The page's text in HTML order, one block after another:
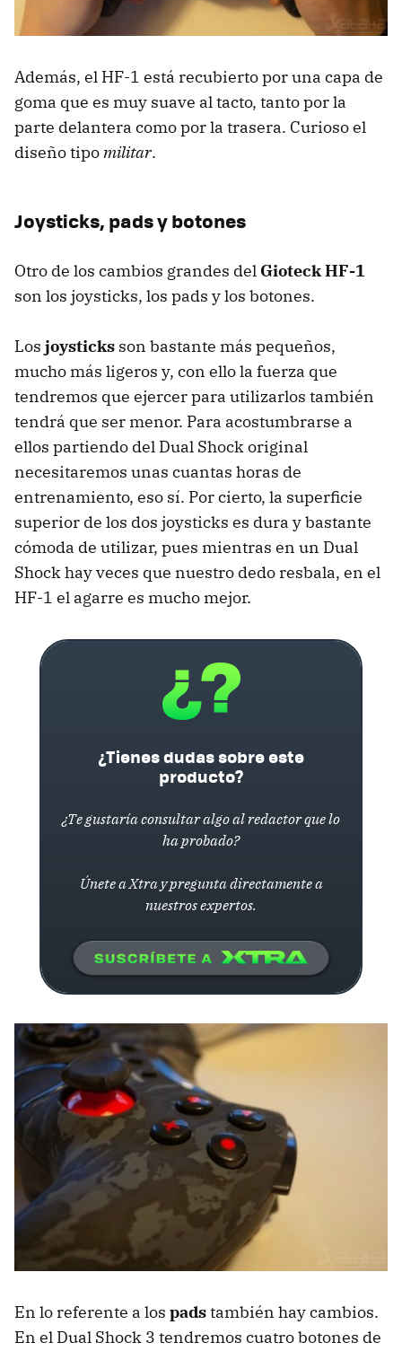
Además, el HF-1 está recubierto por una capa de
goma que es muy suave al tacto, tanto por la
parte delantera como por la trasera. Curioso el
diseño tipomilitar.
Joysticks, pads y botones
Otro de los cambios grandes del Gioteck HF-1
son los joysticks, los pads y los botones.
Los joysticks son bastante más pequeños,
mucho más ligeros y, con ello la fuerza que
tendremos que ejercer para utilizarlos también
tendrá que ser menor. Para acostumbrarse a
ellos partiendo del Dual Shock original
necesitaremos unas cuantas horas de
entrenamiento, eso sí. Por cierto, la superficie
superior de los dos joysticks es dura y bastante
cómoda de utilizar, pues mientras en un Dual
Shock hay veces que nuestro dedo resbala, en el
HF-1 el agarre es mucho mejor.
¿Tienes dudas sobre este
producto?
¿Te gustaría consultar algo al redactor que lo
ha probado?
Únete a Xtra y pregunta directamente a
nuestros expertos.
En lo referente a los padstambién hay cambios.
En el Dual Shock 3 tendremos cuatro botones de